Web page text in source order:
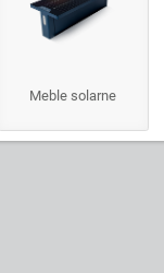
Meble solarne